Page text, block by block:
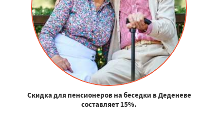
Скидка для пенсионеров на беседки в Деденеве
составляет 15%.